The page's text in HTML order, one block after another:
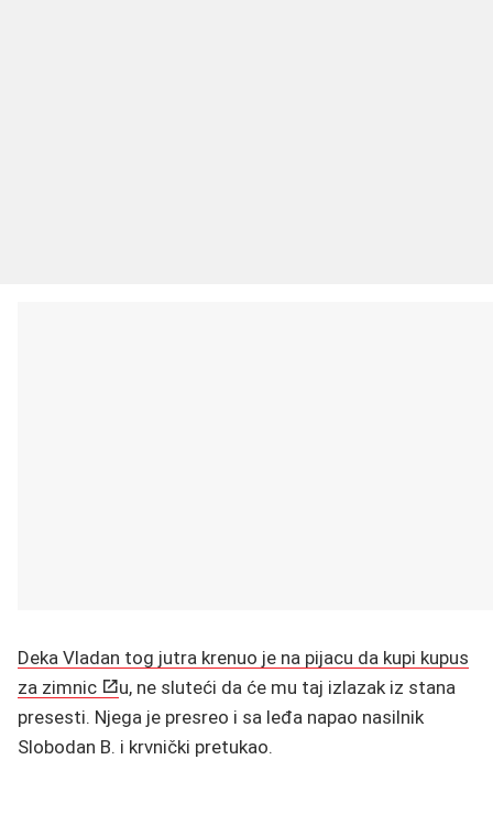
Deka Vladan tog jutra krenuo je na pijacu da kupi kupus
za zimnic
u, ne sluteći da će mu taj izlazak iz stana
presesti. Njega je presreo i sa leđa napao nasilnik
Slobodan B. i krvnički pretukao.